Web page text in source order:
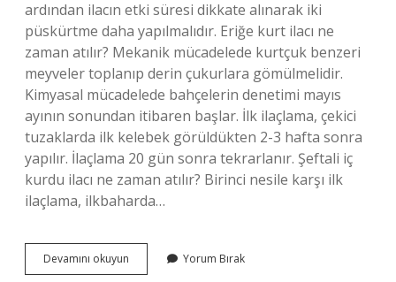
ardından ilacın etki süresi dikkate alınarak iki
püskürtme daha yapılmalıdır. Eriğe kurt ilacı ne
zaman atılır? Mekanik mücadelede kurtçuk benzeri
meyveler toplanıp derin çukurlara gömülmelidir.
Kimyasal mücadelede bahçelerin denetimi mayıs
ayının sonundan itibaren başlar. İlk ilaçlama, çekici
tuzaklarda ilk kelebek görüldükten 2-3 hafta sonra
yapılır. İlaçlama 20 gün sonra tekrarlanır. Şeftali iç
kurdu ilacı ne zaman atılır? Birinci nesile karşı ilk
ilaçlama, ilkbaharda…
Devamını okuyun Meyveye
Iç
Yorum Bırak